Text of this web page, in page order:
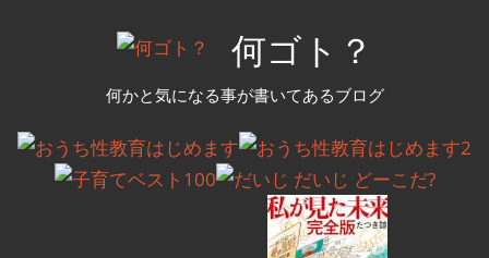
ツ
何ゴト？
何かと気になる事が書いてあるブログ